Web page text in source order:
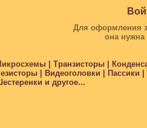
Для оформления
она
| Транзисторы |
| Видеоголовки |
и другое...